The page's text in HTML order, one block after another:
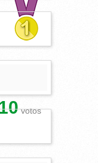
votos